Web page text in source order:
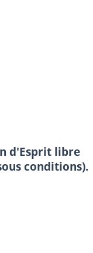
d'Esprit libre
conditions).